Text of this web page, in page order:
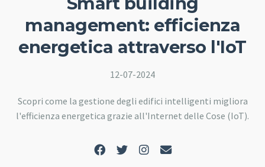
management: efficienza
energetica attraverso l'IoT
12-07-2024
Scopri come la gestione degli edifici intelligenti migliora
l'efficienza energetica grazie all'Internet delle Cose (IoT).